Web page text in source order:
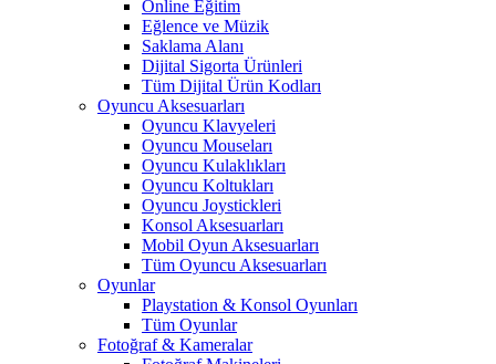
Online Eğitim
Eğlence ve Müzik
Saklama Alanı
Dijital Sigorta Ürünleri
Tüm Dijital Ürün Kodları
Oyuncu Aksesuarları
Oyuncu Klavyeleri
Oyuncu Mouseları
Oyuncu Kulaklıkları
Oyuncu Koltukları
Oyuncu Joystickleri
Konsol Aksesuarları
Mobil Oyun Aksesuarları
Tüm Oyuncu Aksesuarları
Oyunlar
Playstation & Konsol Oyunları
Tüm Oyunlar
Fotoğraf & Kameralar